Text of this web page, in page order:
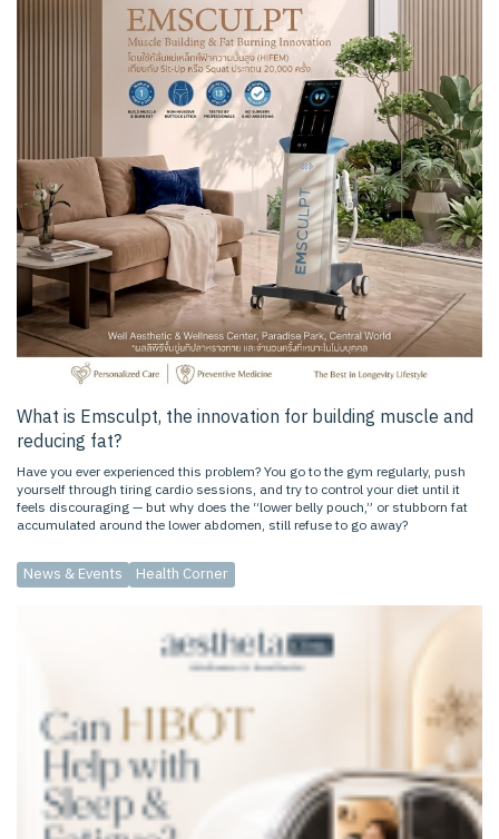
What is Emsculpt, the innovation for building muscle and
reducing fat?
Have you ever experienced this problem? You go to the gym regularly, push
yourself through tiring cardio sessions, and try to control your diet until it
feels discouraging — but why does the “lower belly pouch,” or stubborn fat
accumulated around the lower abdomen, still refuse to go away?
News & Events Health Corner